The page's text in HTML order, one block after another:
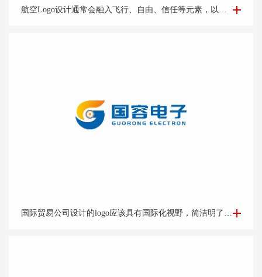
航空Logo设计-集团公司logo设计-logo设计公司
国际贸易Logo设计-外贸公司logo设计-logo设计公司 国际贸易公司设计的logo应该具有国际化视野，简洁明了的设计风格能够突出公司的专业和可靠形象。可以考虑运用地球、货物、货船等与贸易相关的元素，结合简洁的字体和线条，突出公司的国际化特点。